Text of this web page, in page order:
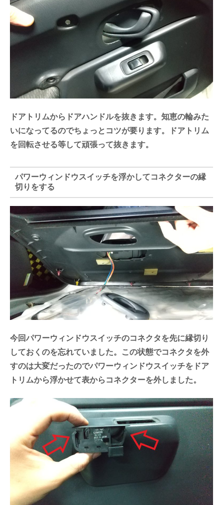
ドアトリムからドアハンドルを抜きます。知恵の輪みた
いになってるのでちょっとコツが要ります。ドアトリム
を回転させる等して頑張って抜きます。
パワーウィンドウスイッチを浮かしてコネクターの縁
切りをする
今回パワーウィンドウスイッチのコネクタを先に縁切り
しておくのを忘れていました。この状態でコネクタを外
すのは大変だったのでパワーウィンドウスイッチをドア
トリムから浮かせて表からコネクターを外しました。